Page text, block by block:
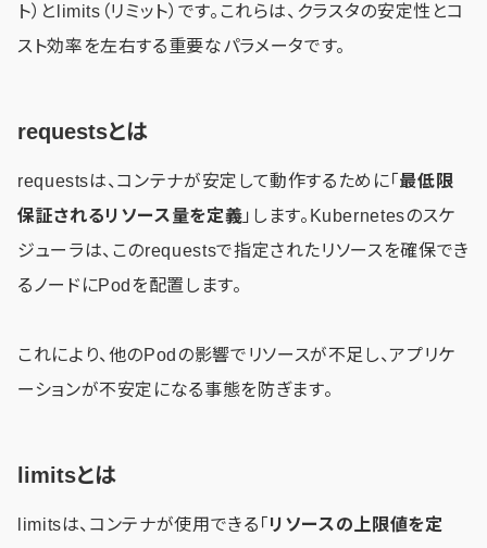
ト）とlimits（リミット）です。これらは、クラスタの安定性とコ
スト効率を左右する重要なパラメータです。
requestsとは
requestsは、コンテナが安定して動作するために「 最低限
保証されるリソース量を定義 」します。Kubernetesのスケ
ジューラは、このrequestsで指定されたリソースを確保でき
るノードにPodを配置します。
これにより、他のPodの影響でリソースが不足し、アプリケ
ーションが不安定になる事態を防ぎます。
limitsとは
limitsは、コンテナが使用できる「 リソースの上限値を定